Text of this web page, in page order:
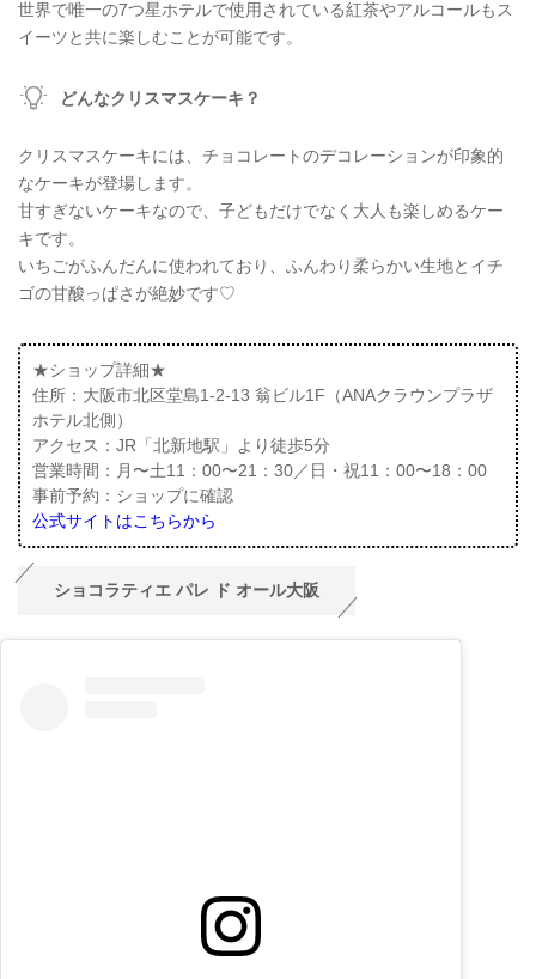
世界で唯一の7つ星ホテルで使用されている紅茶やアルコールもス
イーツと共に楽しむことが可能です。
どんなクリスマスケーキ？
クリスマスケーキには、チョコレートのデコレーションが印象的
なケーキが登場します。
甘すぎないケーキなので、子どもだけでなく大人も楽しめるケー
キです。
いちごがふんだんに使われており、ふんわり柔らかい生地とイチ
ゴの甘酸っぱさが絶妙です♡
★ショップ詳細★
住所：大阪市北区堂島1-2-13 翁ビル1F（ANAクラウンプラザ
ホテル北側）
アクセス：JR「北新地駅」より徒歩5分
営業時間：月〜土11：00〜21：30／日・祝11：00〜18：00
事前予約：ショップに確認
公式サイトはこちらから
ショコラティエ パレ ド オール大阪